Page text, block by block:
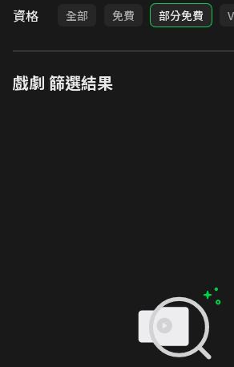
資格 全部 免費 部分免費
戲劇 篩選結果